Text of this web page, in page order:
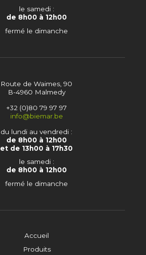
Accueil
Produits
le samedi :
de 8h00 à 12h00
fermé le dimanche
Route de Waimes, 90
B-4960 Malmedy
+32 (0)80 79 97 97
info@biemar.be
du lundi au vendredi :
de 8h00 à 12h00
et de 13h00 à 17h30
le samedi :
de 8h00 à 12h00
fermé le dimanche